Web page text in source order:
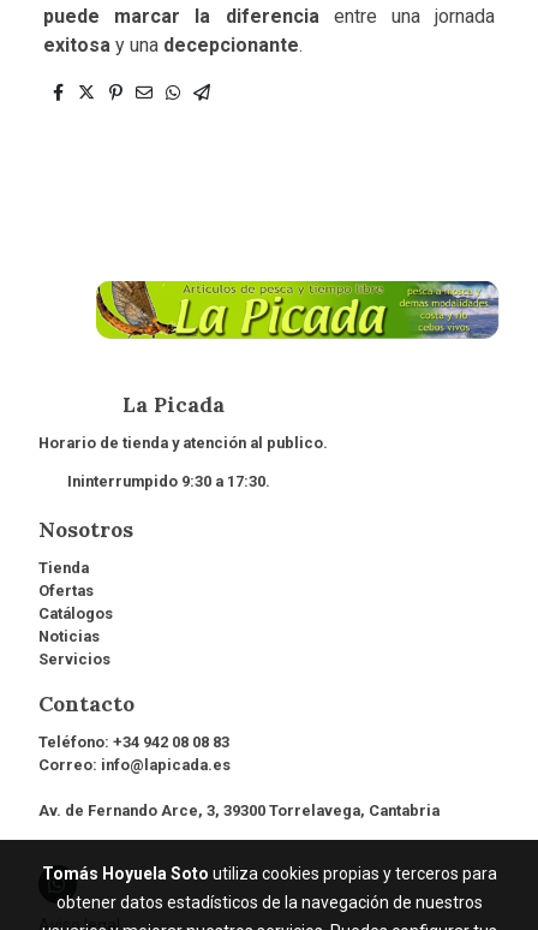
puede marcar la diferencia entre una jornada
exitosa y una decepcionante.
La Picada
Horario de tienda y atención al publico.
Ininterrumpido 9:30 a 17:30.
Nosotros
Tienda
Ofertas
Catálogos
Noticias
Servicios
Contacto
Teléfono: +34 942 08 08 83
Correo: info@lapicada.es
Av. de Fernando Arce, 3, 39300 Torrelavega, Cantabria
Aviso legal
Tomás Hoyuela Soto utiliza cookies propias y terceros para
obtener datos estadísticos de la navegación de nuestros